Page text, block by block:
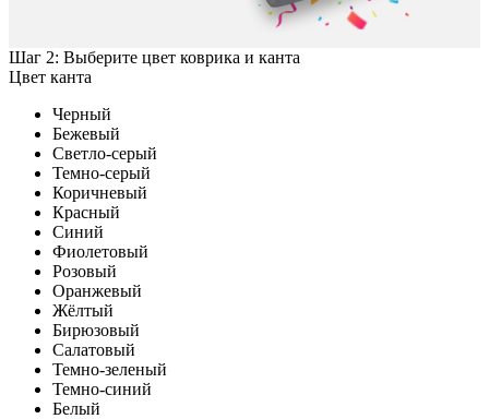
Шаг 2: Выберите цвет коврика и канта
Цвет канта
Черный
Бежевый
Светло-серый
Темно-серый
Коричневый
Красный
Синий
Фиолетовый
Розовый
Оранжевый
Жёлтый
Бирюзовый
Салатовый
Темно-зеленый
Темно-синий
Белый